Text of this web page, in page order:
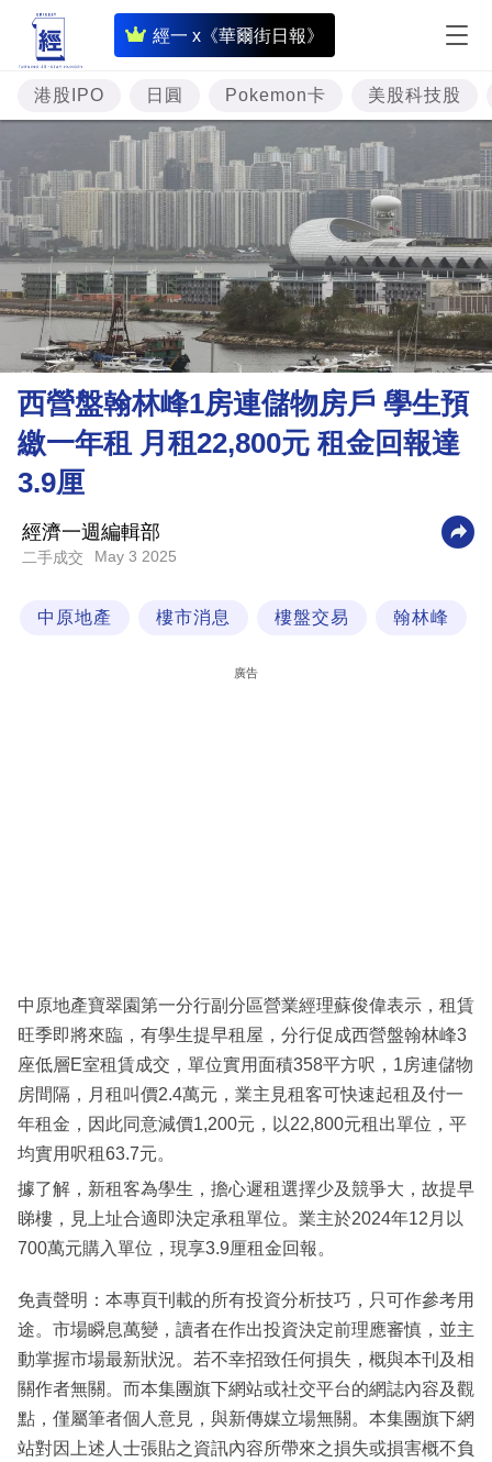
經一 x《華爾街日報》
即
時
財
經
題
資
樓
市
理
財
商
科
技
港股IPO 日圓 Pokemon卡 美股科技股
西營盤翰林峰1房連儲物房戶 學生預
繳一年租 月租22,800元 租金回報達
3.9厘
經濟一週編輯部
二手成交 May 3 2025
中原地產 樓市消息 樓盤交易 翰林峰
廣告
中原地產寶翠園第一分行副分區營業經理蘇俊偉表示，租賃
旺季即將來臨，有學生提早租屋，分行促成西營盤翰林峰3
座低層E室租賃成交，單位實用面積358平方呎，1房連儲物
房間隔，月租叫價2.4萬元，業主見租客可快速起租及付一
年租金，因此同意減價1,200元，以22,800元租出單位，平
均實用呎租63.7元。
據了解，新租客為學生，擔心遲租選擇少及競爭大，故提早
睇樓，見上址合適即決定承租單位。業主於2024年12月以
700萬元購入單位，現享3.9厘租金回報。
免責聲明：本專頁刊載的所有投資分析技巧，只可作參考用
途。市場瞬息萬變，讀者在作出投資決定前理應審慎，並主
動掌握市場最新狀況。若不幸招致任何損失，概與本刊及相
關作者無關。而本集團旗下網站或社交平台的網誌內容及觀
點，僅屬筆者個人意見，與新傳媒立場無關。本集團旗下網
站對因上述人士張貼之資訊內容所帶來之損失或損害概不負